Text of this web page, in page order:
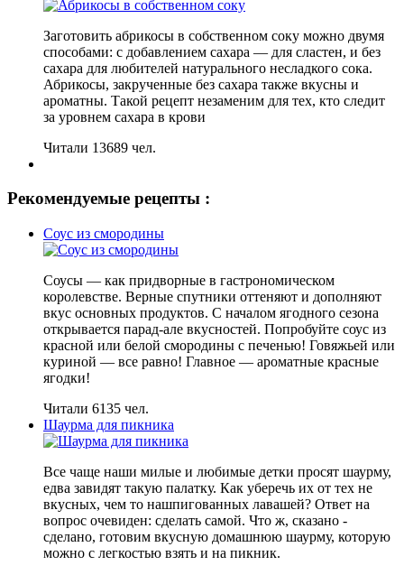
Заготовить абрикосы в собственном соку можно двумя
способами: с добавлением сахара — для сластен, и без
сахара для любителей натурального несладкого сока.
Абрикосы, закрученные без сахара также вкусны и
ароматны. Такой рецепт незаменим для тех, кто следит
за уровнем сахара в крови
Читали 13689 чел.
Рекомендуемые рецепты :
Соус из смородины
Соусы — как придворные в гастрономическом
королевстве. Верные спутники оттеняют и дополняют
вкус основных продуктов. С началом ягодного сезона
открывается парад-але вкусностей. Попробуйте соус из
красной или белой смородины с печенью! Говяжьей или
куриной — все равно! Главное — ароматные красные
ягодки!
Читали 6135 чел.
Шаурма для пикника
Все чаще наши милые и любимые детки просят шаурму,
едва завидят такую палатку. Как уберечь их от тех не
вкусных, чем то нашпигованных лавашей? Ответ на
вопрос очевиден: сделать самой. Что ж, сказано -
сделано, готовим вкусную домашнюю шаурму, которую
можно с легкостью взять и на пикник.